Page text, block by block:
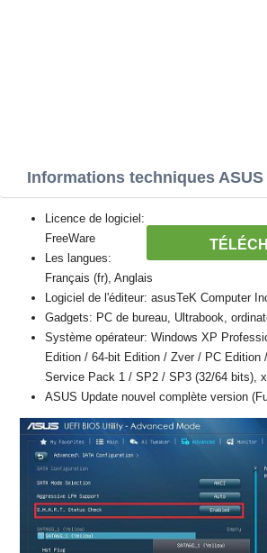
Informations techniques ASUS
Licence de logiciel:
FreeWare
Les langues:
Français (fr), Anglais
Logiciel de l'éditeur: asusTeK Computer
Gadgets: PC de bureau, Ultrabook,
Système opérateur: Windows XP
Edition / 64-bit Edition / Zver / PC Edition
Service Pack 1 / SP2 / SP3 (32/64 bits),
ASUS Update nouvel complète version